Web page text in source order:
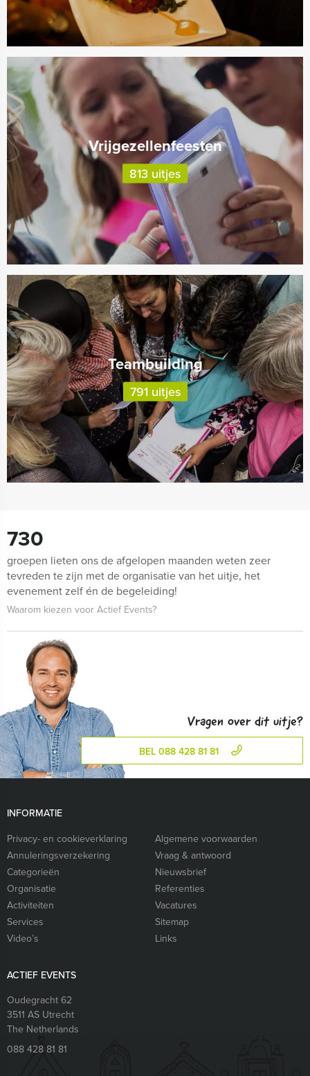
Vrijgezellenfeesten
813 uitjes
Teambuilding
791 uitjes
730
groepen lieten ons de afgelopen maanden weten zeer
tevreden te zijn met de organisatie van het uitje, het
evenement zelf én de begeleiding!
Waarom kiezen voor Actief Events?
Vragen over dit uitje?
BEL 088 428 81 81
INFORMATIE
Privacy- en cookieverklaring
Algemene voorwaarden
Annuleringsverzekering
Vraag & antwoord
Categorieën
Nieuwsbrief
Organisatie
Referenties
Activiteiten
Vacatures
Services
Sitemap
Video’s
Links
ACTIEF EVENTS
Oudegracht 62
3511 AS Utrecht
The Netherlands
088 428 81 81